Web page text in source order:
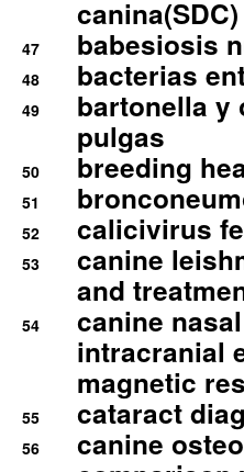
canina(SDC)
47 babesiosis
48 bacterias
49
bartonella y
pulgas
50 breeding
51
52 calicivirus
53
canine
and
54
canine
intracranial
magnetic
55 cataract
56
canine